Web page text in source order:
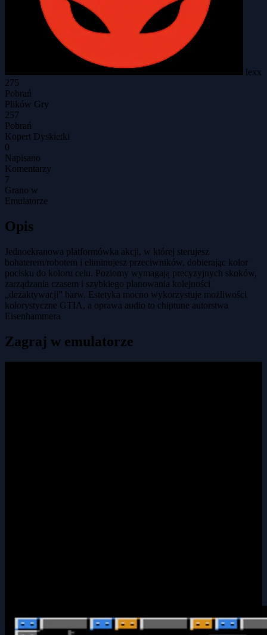
lexx
275
Pobrań
Plików Gry
257
Pobrań
Kopert Dyskietki
0
Napisano
Komentarzy
7
Grano w
Emulatorze
Opis
Jednoekranowa platformówka akcji, w której sterujesz
bohaterem/robotem i eliminujesz przeciwników, dobierając kolor
pocisku do koloru celu. Poziomy wymagają precyzyjnych skoków,
zarządzania czasem i szybkiego planowania kolejności
„dezaktywacji” barw. Estetyka mocno wykorzystuje możliwości
kolorystyczne GTIA, a oprawa audio to chiptune autorstwa
Eisenhammera
Zagraj w emulatorze